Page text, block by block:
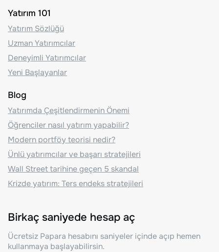
Yatırım 101
Yatırım Sözlüğü
Uzman Yatırımcılar
Deneyimli Yatırımcılar
Yeni Başlayanlar
Blog
Yatırımda Çeşitlendirmenin Önemi
Öğrenciler nasıl yatırım yapabilir?
Modern portföy teorisi nedir?
Ünlü yatırımcılar ve başarı stratejileri
Wall Street tarihine geçen 5 skandal
Krizde yatırım: Ters endeks stratejileri
Birkaç saniyede hesap aç
Ücretsiz Papara hesabını saniyeler içinde açıp hemen
kullanmaya başlayabilirsin.